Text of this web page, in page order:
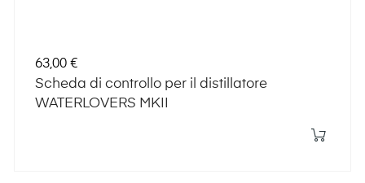
Prezzo
63,00 €
Scheda di controllo per il distillatore
WATERLOVERS MKII